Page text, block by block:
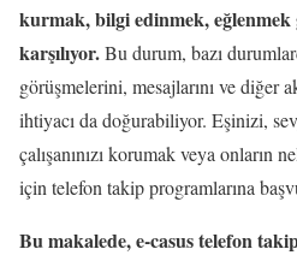
kurmak, bilgi edinmek, eğlenmek
karşılıyor.Bu durum, bazı
görüşmelerini, mesajlarını ve diğer
ihtiyacı da doğurabiliyor. Eşinizi,
çalışanınızı korumak veya onların
için telefon takip programlarına
Bu makalede, e-casus telefon